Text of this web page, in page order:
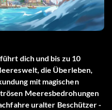
dich und bis zu 10
die Überleben,
mit magischen
Meeresbedrohungen
uralter Beschützer -